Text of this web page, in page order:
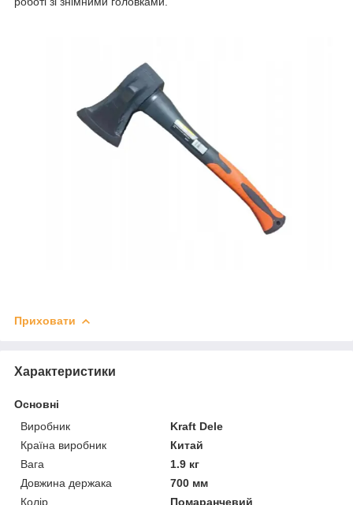
Приховати
Характеристики
Основні
Виробник
Kraft Dele
Країна виробник
Китай
Вага
1.9 кг
Довжина держака
700 мм
Колір
Помаранчевий